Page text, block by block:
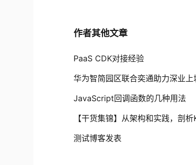
作者其他文章
PaaS CDK对接经验
华为智简园区联合奕通助力深业
JavaScript回调函数的几种用法
【干货集锦】从架构和实践，剖
测试博客发表